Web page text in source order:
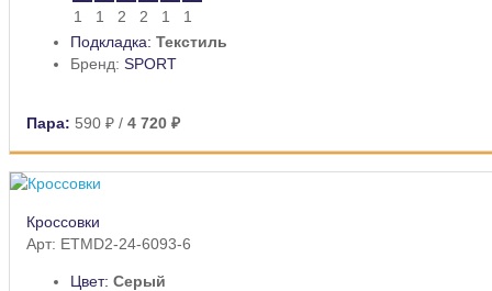
1
1 2 2 1
1
Подкладка: Текстиль
Бренд: SPORT
Пара: 590 ₽ / 4 720 ₽
Кроссовки
Арт: ETMD2-24-6093-6
Цвет: Серый